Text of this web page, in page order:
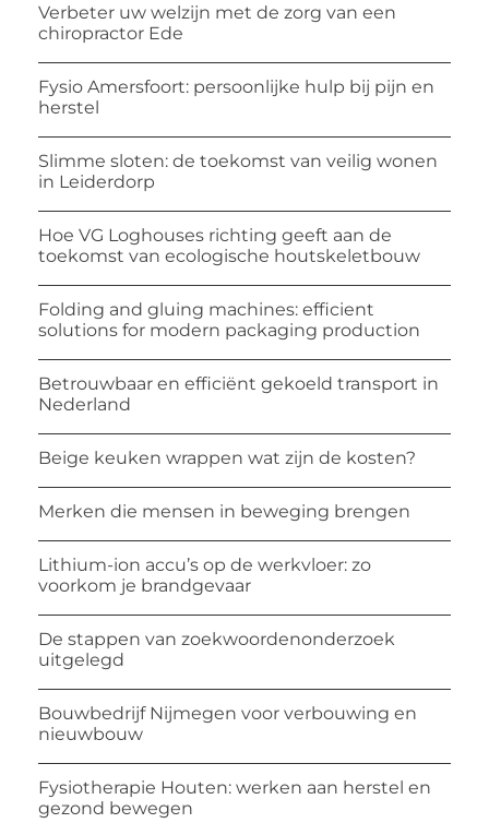
Verbeter uw welzijn met de zorg van een
chiropractor Ede
Fysio Amersfoort: persoonlijke hulp bij pijn en
herstel
Slimme sloten: de toekomst van veilig wonen
in Leiderdorp
Hoe VG Loghouses richting geeft aan de
toekomst van ecologische houtskeletbouw
Folding and gluing machines: efficient
solutions for modern packaging production
Betrouwbaar en efficiënt gekoeld transport in
Nederland
Beige keuken wrappen wat zijn de kosten?
Merken die mensen in beweging brengen
Lithium-ion accu’s op de werkvloer: zo
voorkom je brandgevaar
De stappen van zoekwoordenonderzoek
uitgelegd
Bouwbedrijf Nijmegen voor verbouwing en
nieuwbouw
Fysiotherapie Houten: werken aan herstel en
gezond bewegen